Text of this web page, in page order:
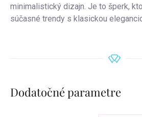
minimalistický dizajn. Je to šperk,
súčasné trendy s klasickou
Dodatočné parametre